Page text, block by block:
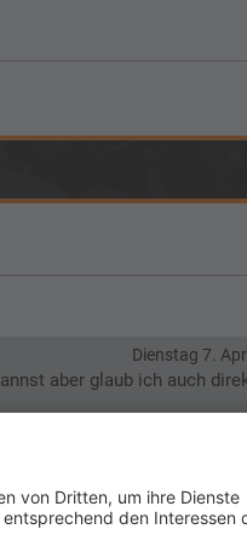
Dienstag 7.
aber glaub ich auch